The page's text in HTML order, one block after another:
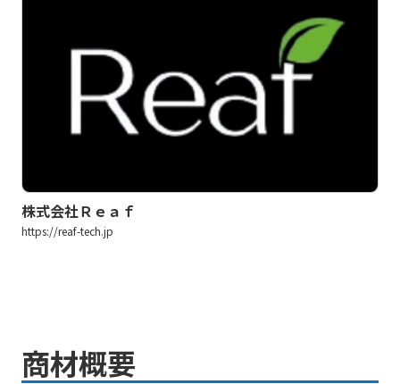
株式会社Ｒｅａｆ
https://reaf-tech.jp
商材概要